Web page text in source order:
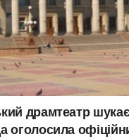
драмтеатр
оголосила